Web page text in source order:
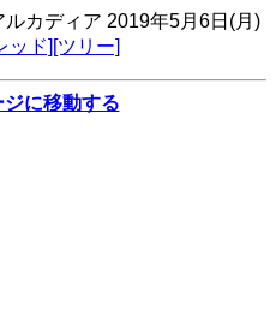
カディア 2019年5月 6日 (月)
ッド] [ツリー]
ジに移動する